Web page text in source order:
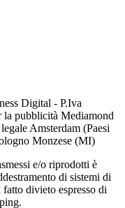
Digital - P.Iva
pubblicità Mediamond
Amsterdam (Paesi
Monzese (MI)
e/o riprodotti è
di sistemi di
divieto espresso di